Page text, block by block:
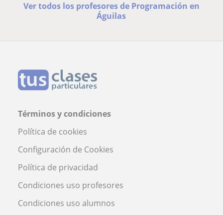
Ver todos los profesores de Programación en
Águilas
Términos y condiciones
Política de cookies
Configuración de Cookies
Política de privacidad
Condiciones uso profesores
Condiciones uso alumnos